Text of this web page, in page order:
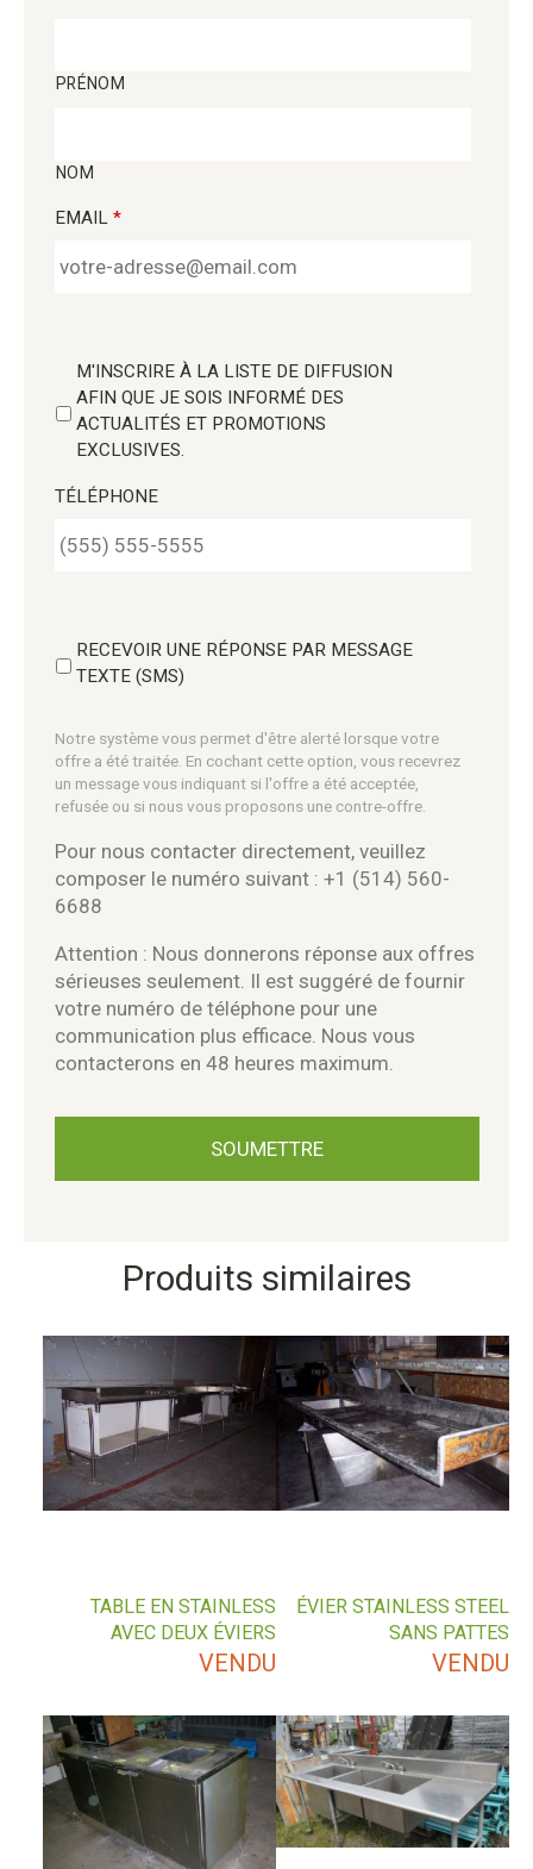
PRÉNOM
NOM
EMAIL *
M'INSCRIRE À LA LISTE DE DIFFUSION
AFIN QUE JE SOIS INFORMÉ DES
ACTUALITÉS ET PROMOTIONS
EXCLUSIVES.
TÉLÉPHONE
RECEVOIR UNE RÉPONSE PAR MESSAGE
TEXTE (SMS)
Notre système vous permet d'être alerté lorsque votre
offre a été traitée. En cochant cette option, vous recevrez
un message vous indiquant si l'offre a été acceptée,
refusée ou si nous vous proposons une contre-offre.
Pour nous contacter directement, veuillez
composer le numéro suivant : +1 (514) 560-
6688
Attention : Nous donnerons réponse aux offres
sérieuses seulement. Il est suggéré de fournir
votre numéro de téléphone pour une
communication plus efficace. Nous vous
contacterons en 48 heures maximum.
Produits similaires
ÉVIER STAINLESS STEEL
SANS PATTES
VENDU
TABLE EN STAINLESS
AVEC DEUX ÉVIERS
VENDU